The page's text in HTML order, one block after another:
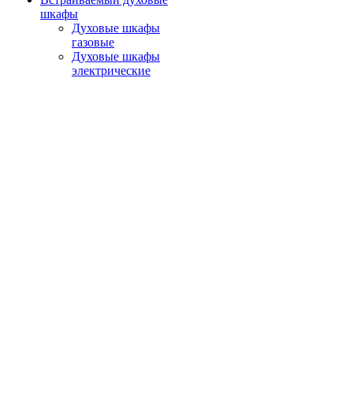
шкафы
Духовые шкафы
газовые
Духовые шкафы
электрические